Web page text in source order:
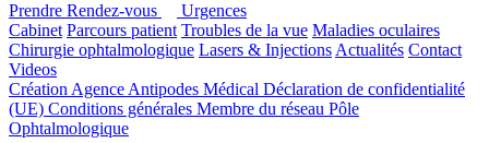
Prendre Rendez-vous
Urgences
Cabinet Parcours patient Troubles de la vue Maladies oculaires
Chirurgie ophtalmologique Lasers & Injections Actualités Contact
Videos
Création Agence Antipodes Médical Déclaration de confidentialité
(UE) Conditions générales Membre du réseau Pôle
Ophtalmologique